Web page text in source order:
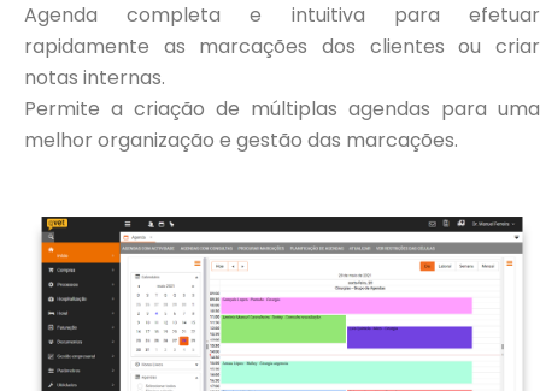
Agenda completa e intuitiva para efetuar
rapidamente as marcações dos clientes ou criar
notas internas.
Permite a criação de múltiplas agendas para uma
melhor organização e gestão das marcações.